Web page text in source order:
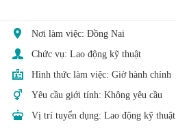
Nơi làm việc: Đồng Nai
Chức vụ: Lao động kỹ thuật
Hình thức làm việc: Giờ hành chính
Yêu cầu giới tính: Không yêu cầu
Vị trí tuyển dụng: Lao động kỹ thuật